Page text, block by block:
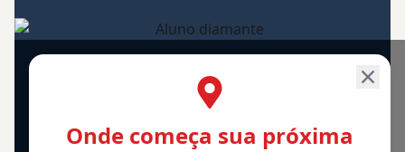
Onde começa sua próxima